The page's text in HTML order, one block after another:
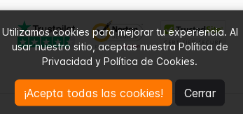
Utilizamos cookies para mejorar tu experiencia. Al
usar nuestro sitio, aceptas nuestra Política de
Privacidad y Política de Cookies.
¡Acepta todas las cookies! Cerrar